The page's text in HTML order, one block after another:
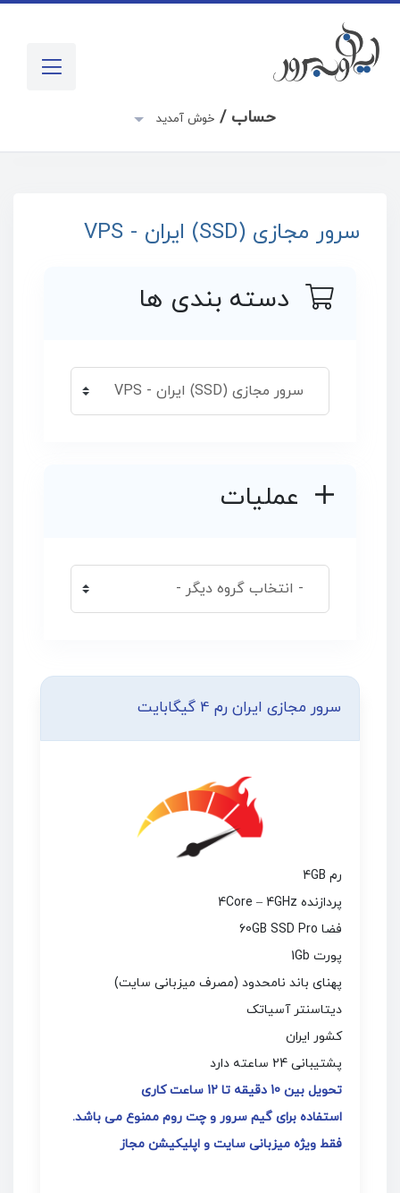
حساب /خوش آمدید
سرور مجازی (SSD) ایران - VPS
دسته بندی ها
عملیات
سرور مجازی ایران رم 4 گیگابایت
رم 4GB
پردازنده 4Core – 4GHz
فضا 60GB SSD Pro
پورت 1Gb
پهنای باند نامحدود (مصرف میزبانی سایت)
دیتاسنتر آسیاتک
کشور ایران
پشتیبانی 24 ساعته دارد
تحویل بین 10 دقیقه تا 12 ساعت کاری
استفاده برای گیم سرور و چت روم ممنوع می باشد.
فقط ویژه میزبانی سایت و اپلیکیشن مجاز